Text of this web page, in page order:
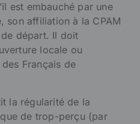
est embauché par une
son affiliation à la CPAM
départ. Il doit
locale ou
Français de
la régularité de la
de trop-perçu (par